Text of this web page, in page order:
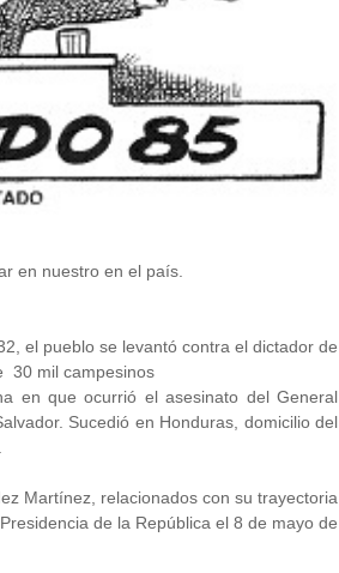
en nuestro en el país.
el pueblo se levantó contra el dictador de
30 mil campesinos
en que ocurrió el asesinato del General
Sucedió en Honduras, domicilio del
Martínez, relacionados con su trayectoria
de la República el 8 de mayo de